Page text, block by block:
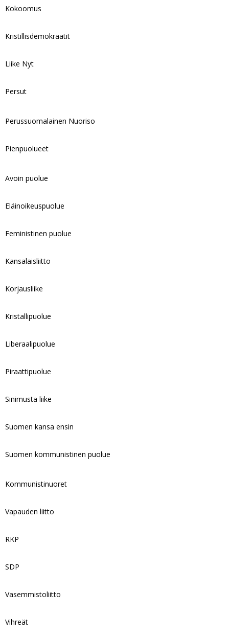
Kokoomus
Kristillisdemokraatit
Liike Nyt
Persut
Perussuomalainen Nuoriso
Pienpuolueet
Avoin puolue
Eläinoikeuspuolue
Feministinen puolue
Kansalaisliitto
Korjausliike
Kristallipuolue
Liberaalipuolue
Piraattipuolue
Sinimusta liike
Suomen kansa ensin
Suomen kommunistinen puolue
Kommunistinuoret
Vapauden liitto
RKP
SDP
Vasemmistoliitto
Vihreät